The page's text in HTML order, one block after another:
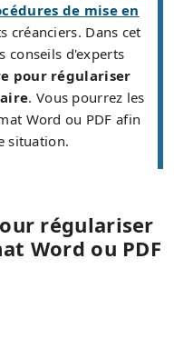
de mise en
créanciers. Dans cet
conseils d'experts
pour régulariser
. Vous pourrez les
Word ou PDF afin
situation.
régulariser
Word ou PDF